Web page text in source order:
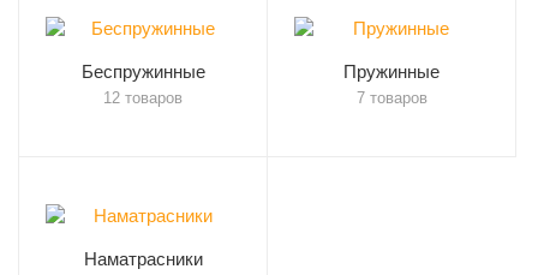
Беспружинные
12 товаров
Пружинные
7 товаров
Наматрасники